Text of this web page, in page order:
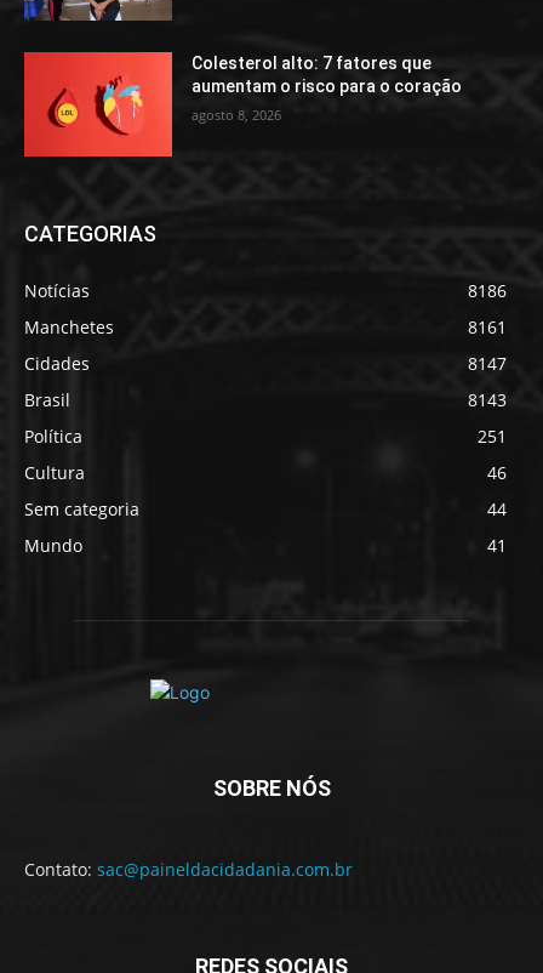
Colesterol alto: 7 fatores que
aumentam o risco para o coração
agosto 8, 2026
CATEGORIAS
Notícias
8186
Manchetes
8161
Cidades
8147
Brasil
8143
Política
251
Cultura
46
Sem categoria
44
Mundo
41
SOBRE NÓS
Contato: sac@paineldacidadania.com.br
REDES SOCIAIS